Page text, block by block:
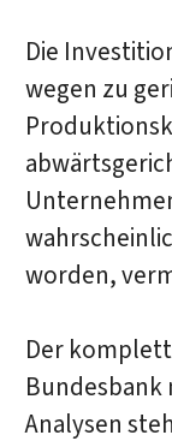
Die
wegen zu
worden,
Der
Analysen